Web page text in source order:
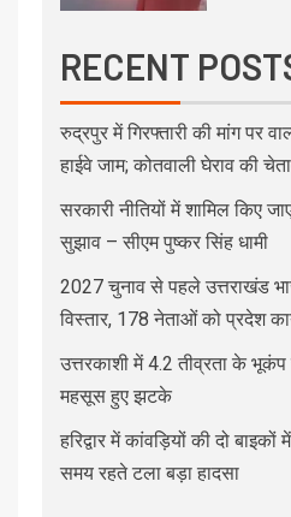
RECENT
रुद्रपुर में गिरफ्तारी की मांग पर
हाईवे जाम; कोतवाली घेराव की
सरकारी नीतियों में शामिल किए
सुझाव – सीएम पुष्कर सिंह धामी
2027 चुनाव से पहले उत्तराखंड
विस्तार, 178 नेताओं को प्रदेश
उत्तरकाशी में 4.2 तीव्रता के भूकंप
महसूस हुए झटके
हरिद्वार में कांवड़ियों की दो
समय रहते टला बड़ा हादसा